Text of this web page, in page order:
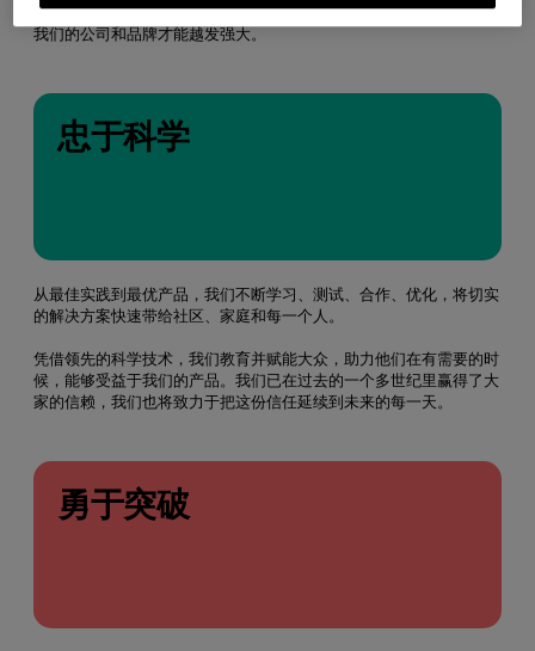
过紧密的合作，构建卓越的外部竞争力。只有我们的连接越发牢固，
我们的公司和品牌才能越发强大。
忠于科学
从最佳实践到最优产品，我们不断学习、测试、合作、优化，将切实
的解决方案快速带给社区、家庭和每一个人。
凭借领先的科学技术，我们教育并赋能大众，助力他们在有需要的时
候，能够受益于我们的产品。我们已在过去的一个多世纪里赢得了大
家的信赖，我们也将致力于把这份信任延续到未来的每一天。
勇于突破